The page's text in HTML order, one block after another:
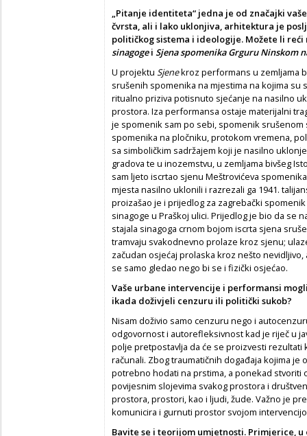
„Pitanje identiteta“ jedna je od značajki
čvrsta, ali i lako uklonjiva, arhitektura je
političkog sistema i ideologije. Možete li
sinagogei Sjena spomenika Grguru Ninskom
U projektu Sjenekroz performans u zemljama
srušenih spomenika na mjestima na kojima
ritualno priziva potisnuto sjećanje na nasilno
prostora. Iza performansa ostaje materijalni
je spomenik sam po sebi, spomenik
spomenika na pločniku, protokom vremena,
sa simboličkim sadržajem koji je nasilno
gradova te u inozemstvu, u zemljama bivšeg
sam ljeto iscrtao sjenu Meštrovićeva
mjesta nasilno uklonili i razrezali ga 1941.
proizašao je i prijedlog za zagrebački
sinagoge u Praškoj ulici. Prijedlog je bio da se
stajala sinagoga crnom bojom iscrta sjena
tramvaju svakodnevno prolaze kroz sjenu;
začudan osjećaj prolaska kroz nešto
se samo gledao nego bi se i fizički osjećao.
Vaše urbane intervencije i performansi
ikada doživjeli cenzuru ili politički sukob?
Nisam doživio samo cenzuru nego i
odgovornost i autorefleksivnost kad je riječ u
polje pretpostavlja da će se proizvesti rezultati
računali. Zbog traumatičnih događaja kojima
potrebno hodati na prstima, a ponekad stvoriti
povijesnim slojevima svakog prostora i
prostora, prostori, kao i ljudi, žude. Važno je
komunicira i gurnuti prostor svojom
Bavite se i teorijom umjetnosti. Primjerice,